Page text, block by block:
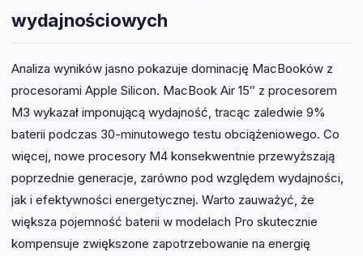
wydajnościowych
Analiza wyników jasno pokazuje dominację MacBooków z
procesorami Apple Silicon. MacBook Air 15″ z procesorem
M3 wykazał imponującą wydajność, tracąc zaledwie 9%
baterii podczas 30-minutowego testu obciążeniowego. Co
więcej, nowe procesory M4 konsekwentnie przewyższają
poprzednie generacje, zarówno pod względem wydajności,
jak i efektywności energetycznej. Warto zauważyć, że
większa pojemność baterii w modelach Pro skutecznie
kompensuje zwiększone zapotrzebowanie na energię